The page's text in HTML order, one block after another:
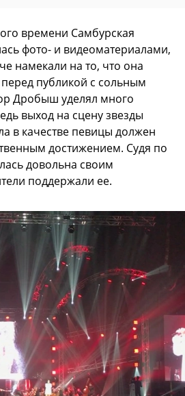
времени Самбурская
фото- и видеоматериалами,
намекали на то, что она
перед публикой с сольным
Дробыш уделял много
выход на сцену звезды
в качестве певицы должен
достижением. Судя по
довольна своим
поддержали ее.